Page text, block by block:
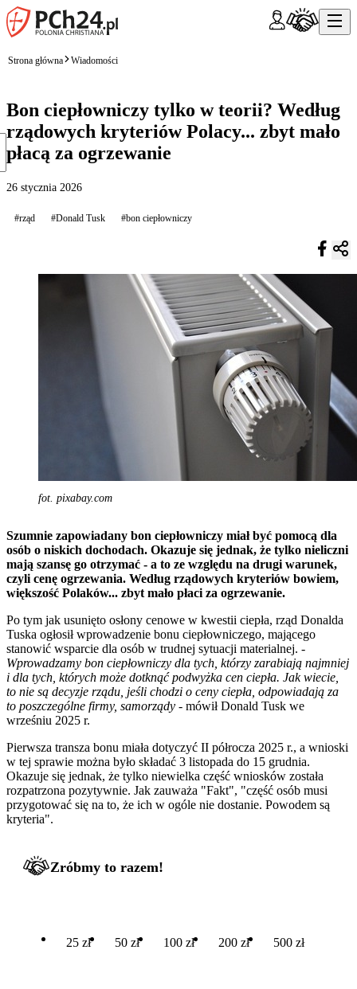
Strona główna Wiadomości
Bon ciepłowniczy tylko w teorii? Według
rządowych kryteriów Polacy... zbyt mało
płacą za ogrzewanie
26 stycznia 2026
#rząd #Donald Tusk #bon ciepłowniczy
fot. pixabay.com
Szumnie zapowiadany bon ciepłowniczy miał być pomocą dla
osób o niskich dochodach. Okazuje się jednak, że tylko nieliczni
mają szansę go otrzymać - a to ze względu na drugi warunek,
czyli cenę ogrzewania. Według rządowych kryteriów bowiem,
większość Polaków... zbyt mało płaci za ogrzewanie.
Po tym jak usunięto osłony cenowe w kwestii ciepła, rząd Donalda
Tuska ogłosił wprowadzenie bonu ciepłowniczego, mającego
stanowić wsparcie dla osób w trudnej sytuacji materialnej. -
Wprowadzamy bon ciepłowniczy dla tych, którzy zarabiają najmniej
i dla tych, których może dotknąć podwyżka cen ciepła. Jak wiecie,
to nie są decyzje rządu, jeśli chodzi o ceny ciepła, odpowiadają za
to poszczególne firmy, samorządy - mówił Donald Tusk we
wrześniu 2025 r.
Pierwsza transza bonu miała dotyczyć II półrocza 2025 r., a wnioski
w tej sprawie można było składać 3 listopada do 15 grudnia.
Okazuje się jednak, że tylko niewielka część wniosków została
rozpatrzona pozytywnie. Jak zauważa "Fakt", "część osób musi
przygotować się na to, że ich w ogóle nie dostanie. Powodem są
kryteria".
Zróbmy to razem!
25 zł 50 zł 100 zł 200 zł 500 zł